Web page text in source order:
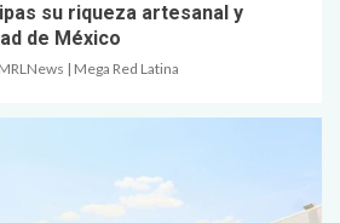
su riqueza artesanal y
de México
| Mega Red Latina